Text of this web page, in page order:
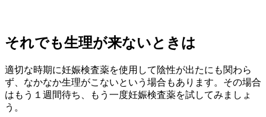
それでも生理が来ないときは
適切な時期に妊娠検査薬を使用して陰性が出たにも関わら
ず、なかなか生理がこないという場合もあります。その場合
はもう１週間待ち、もう一度妊娠検査薬を試してみましょ
う。